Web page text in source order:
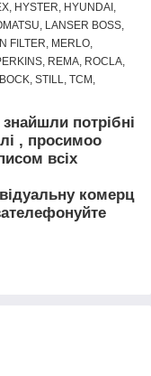
HYSTER, HYUNDAI,
LANSER BOSS,
FILTER, MERLO,
REMA, ROCLA,
STILL, TCM,
потрібні
, просимоо
всіх
ідуальнукомерц